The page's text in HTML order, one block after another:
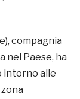
compagnia
Paese, ha
intorno alle